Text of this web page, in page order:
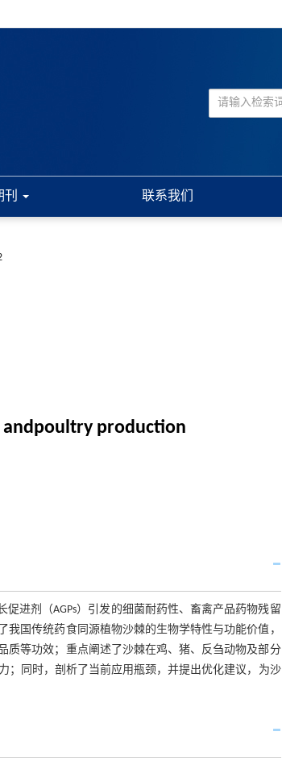
刊 联系我们
andpoultry production
进剂（AGPs）引发的细菌耐药性、畜禽产品药物残留
国传统药食同源植物沙棘的生物学特性与功能价值，
质等功效；重点阐述了沙棘在鸡、猪、反刍动物及部分
；同时，剖析了当前应用瓶颈，并提出优化建议，为沙